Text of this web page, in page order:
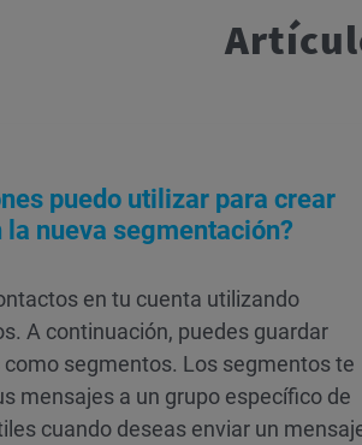
puedo utilizar para crear
nueva segmentación?
en tu cuenta utilizando
A continuación, puedes guardar
segmentos. Los segmentos te
mensajes a un grupo específico de
cuando deseas enviar un